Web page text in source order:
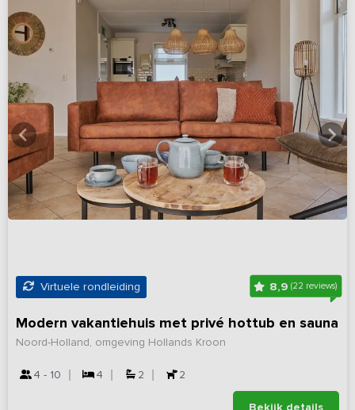
Virtuele rondleiding 8,9 (22 reviews)
Modern vakantiehuis met privé hottub en sauna
Noord-Holland, omgeving Hollands Kroon
4 - 10 4 2 2
Bekijk details